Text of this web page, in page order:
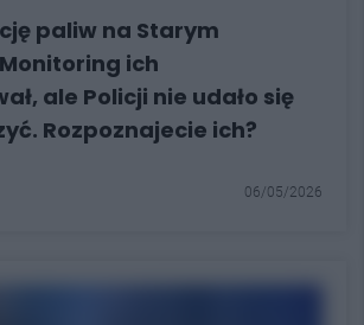
paliw na Starym
ich
ale Policji nie udało się
Rozpoznajecie ich?
06/05/2026